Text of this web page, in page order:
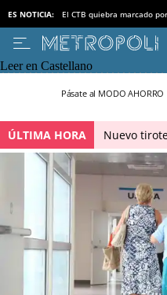
ES NOTICIA: El CTB quiebra marcado
Leer en Castellano
Pásate al MODO AHORRO
ÚLTIMA HORA Nuevo